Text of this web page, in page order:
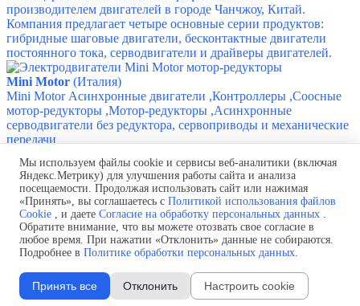
производителем двигателей в городе Чанчжоу, Китай.
Компания предлагает четыре основные серии продуктов:
гибридные шаговые двигатели, бесконтактные двигатели
постоянного тока, серводвигатели и драйверы двигателей.
Mini Motor (Италия)
Mini MotorАсинхронные двигатели ,​Контроллеры ,​Соосные
мотор-редукторы ,​Мотор-редукторы ,​Асинхронные
серводвигатели без редуктора, сервоприводы и механические
передачи
токоподводов
Телефон: +7(499) 322-93-90
для звонков из Казахстана: +7 (717) 269-69-54
Почта: info@busbars.su,9670978121@mail.ru
Политика обработки персональных данных
Согласие на обработку персональных данных
Политика использования файлов cookie
Изменить настройки cookie
Назад к содержимому
Мы используем файлы cookie и сервисы веб-аналитики (включая
Яндекс.Метрику) для улучшения работы сайта и анализа
посещаемости. Продолжая использовать сайт или нажимая
«Принять», вы соглашаетесь с Политикой использования файлов
Cookie , и даете Согласие на обработку персональных данных .
Обратите внимание, что вы можете отозвать свое согласие в
любое время. При нажатии «Отклонить» данные не собираются.
Подробнее в Политике обработки персональных данных.
Принять все Отклонить Настроить cookie